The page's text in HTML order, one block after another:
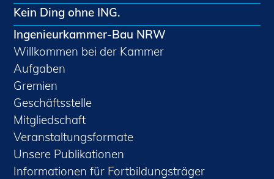
Kein Ding ohne ING.
Ingenieurkammer-Bau NRW
Willkommen bei der Kammer
Aufgaben
Gremien
Geschäftsstelle
Mitgliedschaft
Veranstaltungsformate
Unsere Publikationen
Informationen für Fortbildungsträger